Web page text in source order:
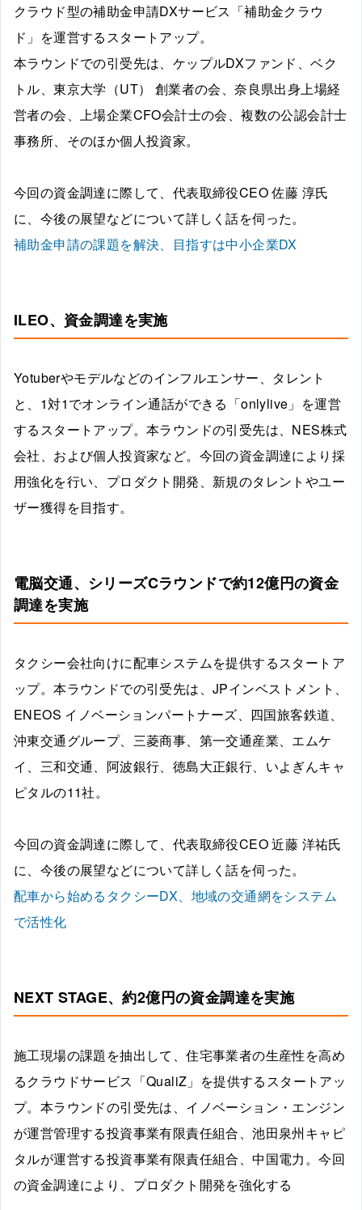
クラウド型の補助金申請DXサービス「補助金クラウ
ド」を運営するスタートアップ。
本ラウンドでの引受先は、ケップルDXファンド、ベク
トル、東京大学（UT） 創業者の会、奈良県出身上場経
営者の会、上場企業CFO会計士の会、複数の公認会計士
事務所、そのほか個人投資家。
今回の資金調達に際して、代表取締役CEO 佐藤 淳氏
に、今後の展望などについて詳しく話を伺った。
補助金申請の課題を解決、目指すは中小企業DX
ILEO、資金調達を実施
Yotuberやモデルなどのインフルエンサー、タレント
と、1対1でオンライン通話ができる「onlylive」を運営
するスタートアップ。本ラウンドの引受先は、NES株式
会社、および個人投資家など。今回の資金調達により採
用強化を行い、プロダクト開発、新規のタレントやユー
ザー獲得を目指す。
電脳交通、シリーズCラウンドで約12億円の資金
調達を実施
タクシー会社向けに配車システムを提供するスタートア
ップ。本ラウンドでの引受先は、JPインベストメント、
ENEOS イノベーションパートナーズ、四国旅客鉄道、
沖東交通グループ、三菱商事、第一交通産業、エムケ
イ、三和交通、阿波銀行、徳島大正銀行、いよぎんキャ
ピタルの11社。
今回の資金調達に際して、代表取締役CEO 近藤 洋祐氏
に、今後の展望などについて詳しく話を伺った。
配車から始めるタクシーDX、地域の交通網をシステム
で活性化
NEXT STAGE、約2億円の資金調達を実施
施工現場の課題を抽出して、住宅事業者の生産性を高め
るクラウドサービス「QualiZ」を提供するスタートアッ
プ。本ラウンドの引受先は、イノベーション・エンジン
が運営管理する投資事業有限責任組合、池田泉州キャピ
タルが運営する投資事業有限責任組合、中国電力。今回
の資金調達により、プロダクト開発を強化する